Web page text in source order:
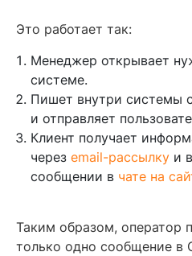
Это работает так:
Менеджер открывает
системе.
Пишет внутри системы
и отправляет
Клиент получает
через email-рассылку и
сообщении в чате на
Таким образом, оператор
только одно сообщение в